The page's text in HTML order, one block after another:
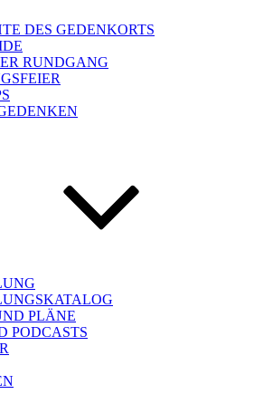
DES GEDENKORTS
RUNDGANG
PLÄNE
PODCASTS